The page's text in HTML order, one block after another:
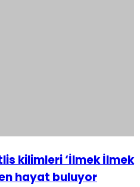
kilimleri ‘İlmek İlmek
hayat buluyor